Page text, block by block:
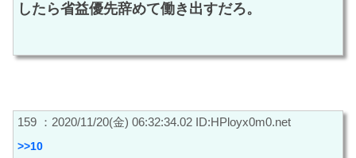
したら省益優先辞めて働き出すだろ。
159 ：2020/11/20(金) 06:32:34.02 ID:HPloyx0m0.net
>>10